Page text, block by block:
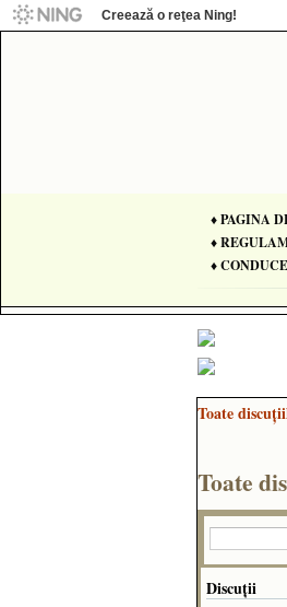
Creează o reţea Ning!
♦ PAGINA
♦
♦
Toate
Toate
Discuţii